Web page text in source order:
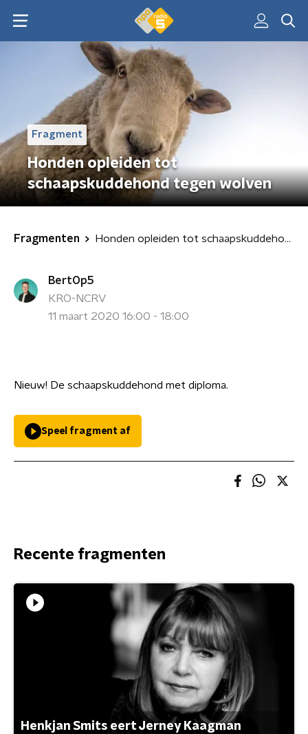
Fragment
Honden opleiden tot
schaapskuddehond tegen wolven
Fragmenten Honden opleiden tot schaapskuddehond tegen wolven
BertOp5
KRO-NCRV
11 maart 2020 16:00 - 18:00
Nieuw! De schaapskuddehond met diploma.
Speel fragment af
Recente fragmenten
Henkjan Smits eert Jerney Kaagman